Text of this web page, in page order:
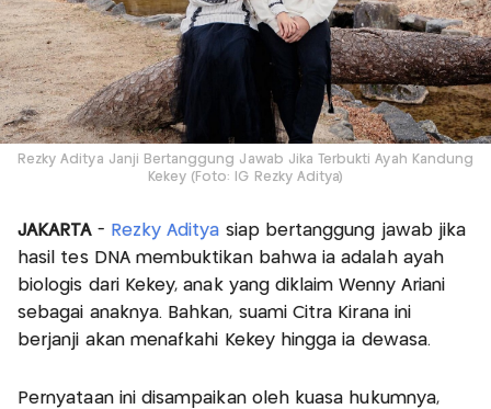
Rezky Aditya Janji Bertanggung Jawab Jika Terbukti Ayah Kandung
Kekey (Foto: IG Rezky Aditya)
JAKARTA - Rezky Aditya siap bertanggung jawab jika
hasil tes DNA membuktikan bahwa ia adalah ayah
biologis dari Kekey, anak yang diklaim Wenny Ariani
sebagai anaknya. Bahkan, suami Citra Kirana ini
berjanji akan menafkahi Kekey hingga ia dewasa.
Pernyataan ini disampaikan oleh kuasa hukumnya,